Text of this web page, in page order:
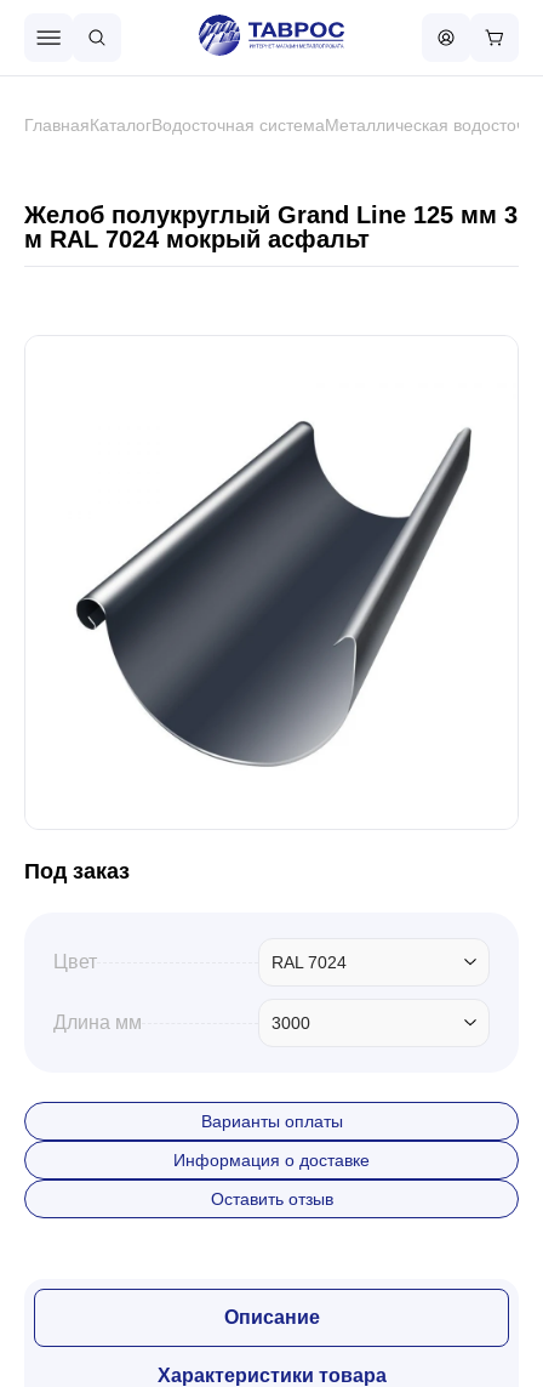
Металлочерепица
Чёрный металлопрокат
Сваи винтовые
Забор
Кровля
Водосточная система
Другие товары
ГлавнаяКаталогВодосточная системаМеталлическая
Желоб полукруглый Grand Line 125 мм 3
м RAL 7024 мокрый асфальт
Под заказ
Цвет RAL 7024
Длина мм 3000
Варианты оплаты
Информация о доставке
Оставить отзыв
Описание
Характеристики товара